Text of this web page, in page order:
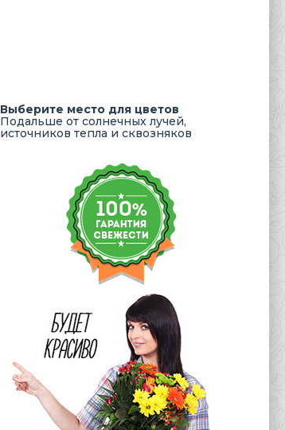
Выберите место для цветов
Подальше от солнечных лучей,
источников тепла и сквозняков